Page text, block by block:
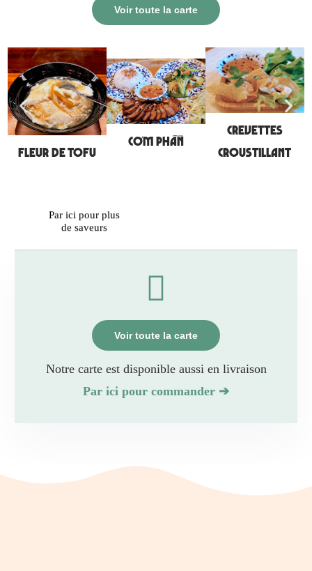
Voir toute la carte
Fleur de TOFU
Cơm phần
Crevettes
Croustillant
Par ici pour plus
de saveurs
Voir toute la carte
Notre carte est disponible aussi en livraison
Par ici pour commander ➔